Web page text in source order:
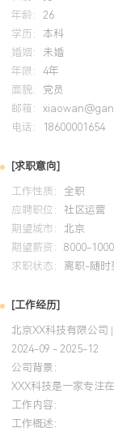
个人特质：结果导
速变化的业务环境
培训经历
2024-09 -2025-
过优化用户激活
XXX%；同时，构
年龄： 26
学历： 本科
婚姻： 未婚
年限： 4年
面貌： 党员
邮箱：
电话：
18600001654
[求职意向]
工作性质： 全职
应聘职位： 社区运营
期望城市： 北京
期望薪资： 8000-
求职状态： 离职-随时
[工作经历]
北京XX科技有限公司
2024-09 - 2025-12
公司背景：
XXX科技是一家专注
工作内容：
工作概述：